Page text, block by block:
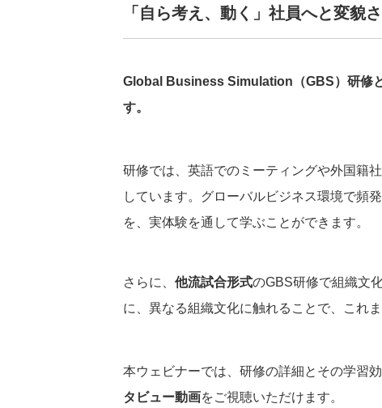
「自ら考え、動く」社員へと変貌
Global Business Simulation（GBS）研修
す。
研修では、英語でのミーティングや外国籍
しています。グローバルビジネス環境で頻
を、実体験を通して学ぶことができます。
さらに、 他流試合形式のGBS研修で組織文
に、異なる組織文化に触れることで、これ
本ウェビナーでは、研修の詳細とその学習
タビュー動画をご視聴いただけます。